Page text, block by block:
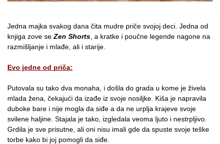
Jedna majka svakog dana čita mudre priče svojoj deci. Jedna od
knjiga zove se Zen Shorts , a kratke i poučne legende nagone na
razmišljanje i mlađe, ali i starije.
Evo jedne od priča:
Putovala su tako dva monaha, i došla do grada u kome je živela
mlada žena, čekajući da izađe iz svoje nosiljke. Kiša je napravila
duboke bare i nije mogla da siđe a da ne urplja krajeve svoje
svilene haljine. Stajala je tako, izgledala veoma ljuto i nestrpljivo.
Grdila je sve prisutne, ali oni nisu imali gde da spuste svoje teške
torbe kako bi joj pomogli da siđe.